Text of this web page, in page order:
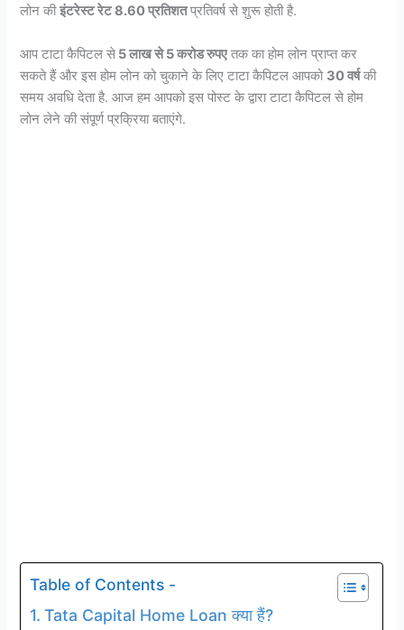
लोन कीइंटरेस्ट रेट 8.60 प्रतिशतप्रतिवर्ष से शुरू होती है.
आप टाटा कैपिटल से 5 लाख से 5 करोड रुपएतक का होम लोन प्राप्त कर
सकते हैं और इस होम लोन को चुकाने के लिए टाटा कैपिटल आपको 30 वर्षकी
समय अवधि देता है. आज हम आपको इस पोस्ट के द्वारा टाटा कैपिटल से होम
लोन लेने की संपूर्ण प्रक्रिया बताएंगे.
Table of Contents -
Tata Capital Home Loan क्या हैं?